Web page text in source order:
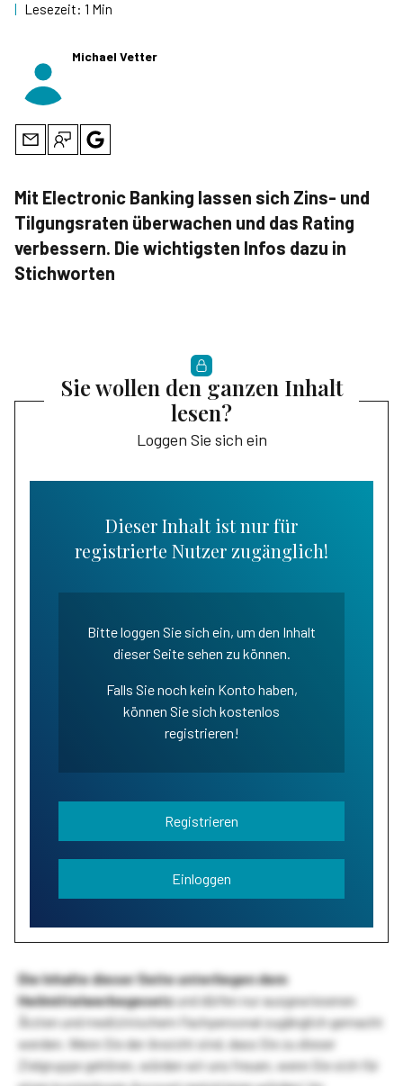
| Lesezeit: 1 Min
Michael Vetter
Mit Electronic Banking lassen sich Zins- und
Tilgungsraten überwachen und das Rating
verbessern. Die wichtigsten Infos dazu in
Stichworten
Sie wollen den ganzen Inhalt
lesen?
Loggen Sie sich ein
Dieser Inhalt ist nur für
registrierte Nutzer zugänglich!
Bitte loggen Sie sich ein, um den Inhalt
dieser Seite sehen zu können.
Falls Sie noch kein Konto haben,
können Sie sich kostenlos
registrieren!
Registrieren
Einloggen
Die Inhalte dieser Seite unterliegen dem
Heilmittelwerbegesetzund dürfen nur ausgewiesenen
Ärzten und medizinischem Fachpersonal zugänglich gemacht
werden. Wenn Sie der Ansicht sind, dass Sie zu dieser
Zielgruppe gehören, würden wir uns freuen, wenn Sie sich für